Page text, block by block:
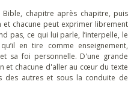
chapitre après chapitre, puis
et chacune peut exprimer librement
pas, ce qui lui parle, l’interpelle, le
en tire comme enseignement,
sa foi personnelle. D'une grande
et chacune d'aller au cœur du texte
des autres et sous la conduite de